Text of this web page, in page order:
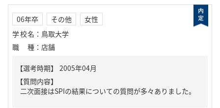
06年卒 その他
女性
学校名 ： 鳥取大学
職種 ： 店舗
【質問内容】
二次面接はSPIの結果についての質問が多々ありました。